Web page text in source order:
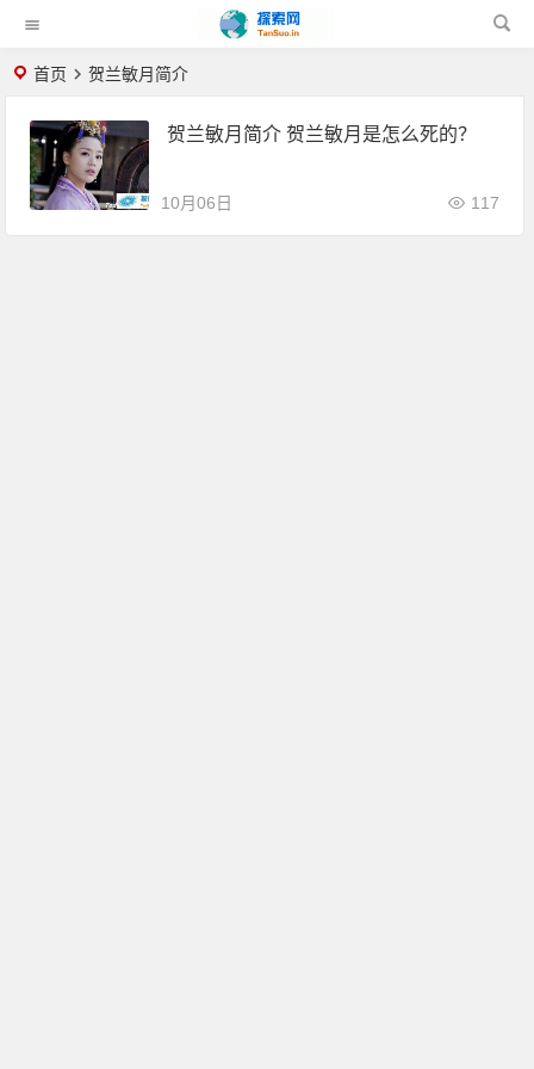
首页 贺兰敏月简介
贺兰敏月简介 贺兰敏月是怎么死的？
10月06日 117